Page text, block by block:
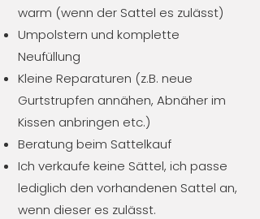
warm (wenn der Sattel es zulässt)
Umpolstern und komplette
Neufüllung
Kleine Reparaturen (z.B. neue
Gurtstrupfen annähen, Abnäher im
Kissen anbringen etc.)
Beratung beim Sattelkauf
Ich verkaufe keine Sättel, ich passe
lediglich den vorhandenen Sattel an,
wenn dieser es zulässt.